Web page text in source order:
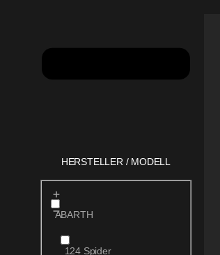
HERSTELLER / MODELL
ABARTH
124 Spider